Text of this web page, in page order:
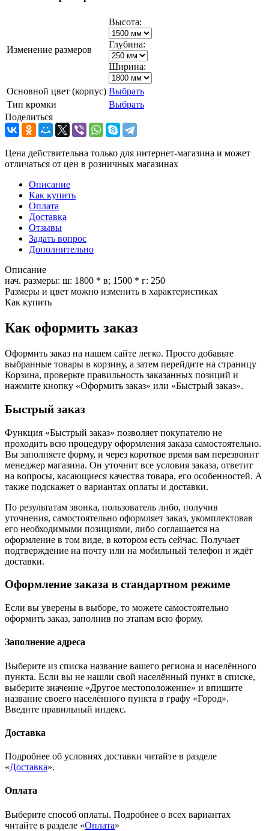
Изменение размеров
Высота:
Глубина:
Ширина:
Основной цвет (корпус) Выбрать
Тип кромки
Выбрать
Поделиться
Цена действительна только для интернет-магазина и может
отличаться от цен в розничных магазинах
Описание
Как купить
Оплата
Доставка
Отзывы
Задать вопрос
Дополнительно
Описание
нач. размеры: ш: 1800 * в; 1500 * г: 250
Размеры и цвет можно изменить в характеристиках
Как купить
Как оформить заказ
Оформить заказ на нашем сайте легко. Просто добавьте
выбранные товары в корзину, а затем перейдите на страницу
Корзина, проверьте правильность заказанных позиций и
нажмите кнопку «Оформить заказ» или «Быстрый заказ».
Быстрый заказ
Функция «Быстрый заказ» позволяет покупателю не
проходить всю процедуру оформления заказа самостоятельно.
Вы заполняете форму, и через короткое время вам перезвонит
менеджер магазина. Он уточнит все условия заказа, ответит
на вопросы, касающиеся качества товара, его особенностей. А
также подскажет о вариантах оплаты и доставки.
По результатам звонка, пользователь либо, получив
уточнения, самостоятельно оформляет заказ, укомплектовав
его необходимыми позициями, либо соглашается на
оформление в том виде, в котором есть сейчас. Получает
подтверждение на почту или на мобильный телефон и ждёт
доставки.
Оформление заказа в стандартном режиме
Если вы уверены в выборе, то можете самостоятельно
оформить заказ, заполнив по этапам всю форму.
Заполнение адреса
Выберите из списка название вашего региона и населённого
пункта. Если вы не нашли свой населённый пункт в списке,
выберите значение «Другое местоположение» и впишите
название своего населённого пункта в графу «Город».
Введите правильный индекс.
Доставка
Подробнее об условиях доставки читайте в разделе
«Доставка».
Оплата
Выберите способ оплаты. Подробнее о всех вариантах
читайте в разделе «Оплата»